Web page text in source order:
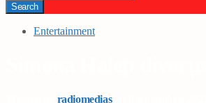
Entertainment
radiomediason 8 septembrie 2022